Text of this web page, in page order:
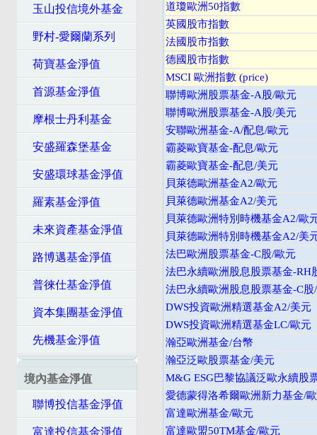
玉山投信境外基金
野村-愛爾蘭系列
荷寶基金淨值
首源基金淨值
摩根士丹利基金
安盛羅森堡基金
安盛環球基金淨值
羅素基金淨值
未來資產基金淨值
路博邁基金淨值
普徠仕基金淨值
資本集團基金淨值
先機基金淨值
境內基金淨值
聯博投信基金淨值
富達投信基金淨值
道瓊歐洲50指數
英國股市指數
法國股市指數
德國股市指數
MSCI 歐洲指數 (price)
聯博歐洲股票基金-A股/歐元
聯博歐洲股票基金-A股/美元
安聯歐洲基金-A/配息/歐元
霸菱歐寶基金-配息/歐元
霸菱歐寶基金-配息/美元
貝萊德歐洲基金A2/歐元
貝萊德歐洲基金A2/美元
貝萊德歐洲特別時機基金A2/歐
貝萊德歐洲特別時機基金A2/美
法巴歐洲股票基金-C股/歐元
法巴永續歐洲股息股票基金-RH
法巴永續歐洲股息股票基金-C股
DWS投資歐洲精選基金A2/美元
DWS投資歐洲精選基金LC/歐元
瀚亞歐洲基金/台幣
瀚亞泛歐股票基金/美元
M&G ESG巴黎協議泛歐永續股
愛德蒙得洛希爾歐洲新力基金/
富達歐洲基金/歐元
富達歐盟50TM基金/歐元